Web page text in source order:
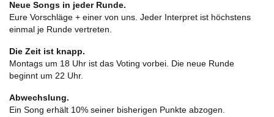
Neue Songs in jeder Runde.
Eure Vorschläge + einer von uns. Jeder Interpret ist höchstens
einmal je Runde vertreten.
Die Zeit ist knapp.
Montags um 18 Uhr ist das Voting vorbei. Die neue Runde
beginnt um 22 Uhr.
Abwechslung.
Ein Song erhält 10% seiner bisherigen Punkte abzogen.